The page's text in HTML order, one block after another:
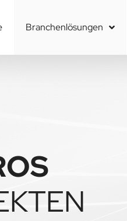
Branchenlösungen